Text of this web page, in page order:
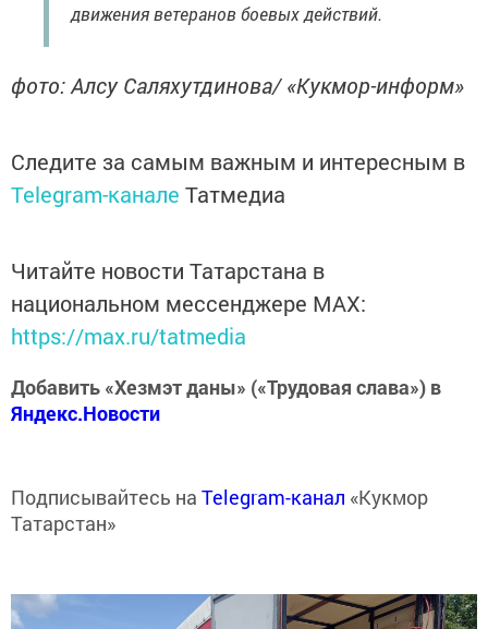
движения ветеранов боевых действий.
фото: Алсу Саляхутдинова/ «Кукмор-информ»
Следите за самым важным и интересным в
Telegram-канале Татмедиа
Читайте новости Татарстана в
национальном мессенджере MАХ:
https://max.ru/tatmedia
Добавить «Хезмэт даны» («Трудовая слава») в
Яндекс.Новости
Подписывайтесь на Telegram-канал «Кукмор
Татарстан»